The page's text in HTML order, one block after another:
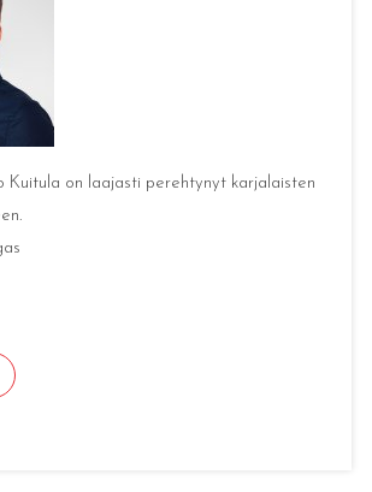
Kuitula on laajasti perehtynyt karjalaisten